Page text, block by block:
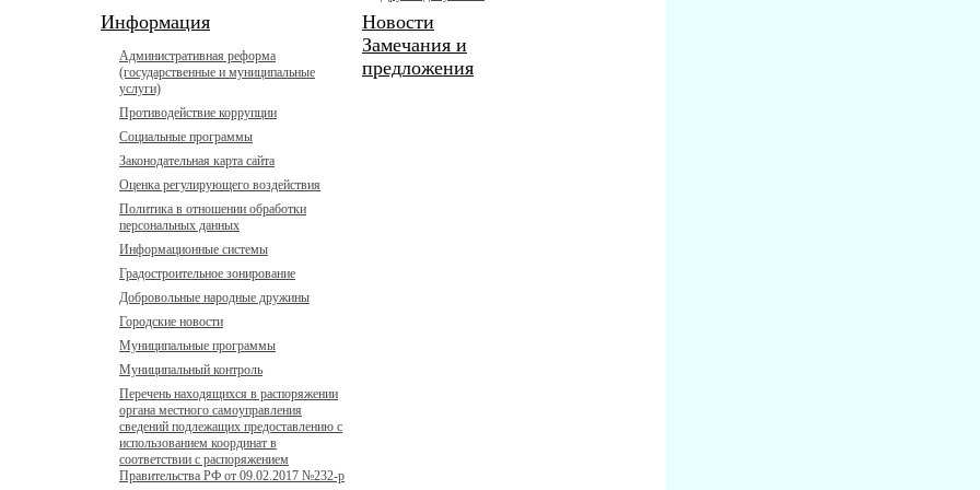
Информация
Административная реформа
(государственные и муниципальные
услуги)
Противодействие коррупции
Социальные программы
Законодательная карта сайта
Оценка регулирующего воздействия
Политика в отношении обработки
персональных данных
Информационные системы
Градостроительное зонирование
Добровольные народные дружины
Городские новости
Муниципальные программы
Муниципальный контроль
Перечень находящихся в распоряжении
органа местного самоуправления
сведений подлежащих предоставлению с
использованием координат в
соответствии с распоряжением
Правительства РФ от 09.02.2017 №232-р
Новости
Замечания и
предложения